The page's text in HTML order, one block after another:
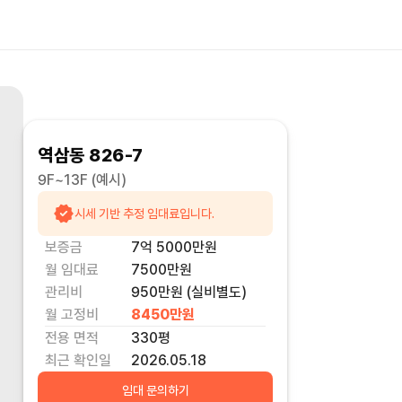
역삼동 826-7
9F~13F (예시)
시세 기반 추정 임대료입니다.
보증금 7억 5000만원
월 임대료
7500만원
관리비
950만원 (실비별도)
월 고정비
8450만원
전용 면적
330평
최근 확인일
2026.05.18
임대 문의하기